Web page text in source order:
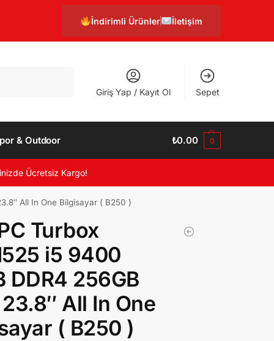
İndirimli Ürünler İletişim
Giriş Yap / Kayıt Ol Sepet
& Outdoor ₺0.00 0
Ücretsiz Kargo!
All In One Bilgisayar ( B250 )
Turbox
i5 9400
DDR4 256GB
All In One
( B250 )